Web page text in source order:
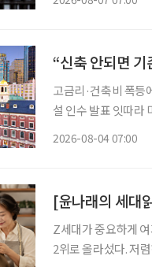
“신축 안되면
고금리·건축비 폭등에 신규 개발 ‘스톱’ 입주율
설 인수 발표 잇따라 미국 고령자 주거시설 시장에 지각변동이 나타나고 있다. 고령화로 입주
2026-08-04 07:00
[윤나래의 세대
Z세대가 중요하게
2위로 올라섰다. 저